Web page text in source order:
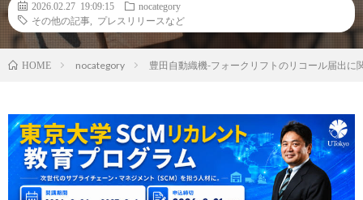
2026.02.27 19:09:15
nocategory
その他の記事
プレスリリースなど
HOME nocategory 豊田自動織機-フォークリフトのリコール届出に